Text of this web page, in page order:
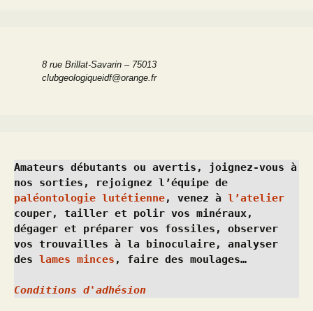
8 rue Brillat-Savarin – 75013
clubgeologiqueidf@orange.fr
Amateurs débutants ou avertis, joignez-vous à
paléontologie lutétienne, venez à l’atelier
couper, tailler et polir vos minéraux,
dégager et préparer vos fossiles, observer
vos trouvailles à la binoculaire, analyser
des lames minces , faire des moulages…
Conditions d'adhésion